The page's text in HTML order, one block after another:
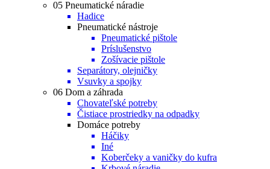
05 Pneumatické náradie
Hadice
Pneumatické nástroje
Pneumatické pištole
Príslušenstvo
Zošívacie pištole
Separátory, olejničky
Vsuvky a spojky
06 Dom a záhrada
Chovateľské potreby
Čistiace prostriedky na odpadky
Domáce potreby
Háčiky
Iné
Koberčeky a vaničky do kufra